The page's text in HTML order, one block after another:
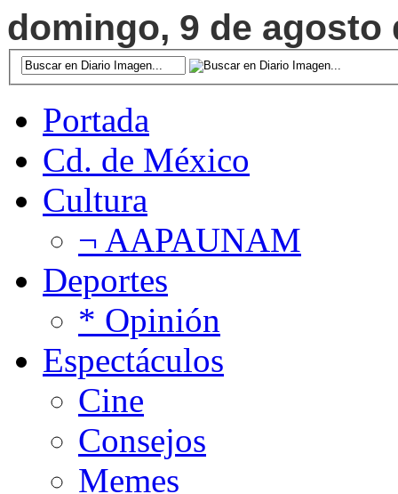
domingo, 9 de agosto
Portada
Cd. de México
Cultura
¬ AAPAUNAM
Deportes
* Opinión
Espectáculos
Cine
Consejos
Memes